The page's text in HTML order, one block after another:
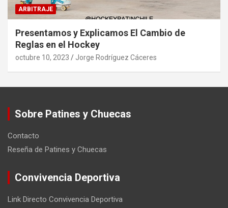
ARBITRAJE
Presentamos y Explicamos El Cambio de
Reglas en el Hockey
octubre 10, 2023 Jorge Rodríguez Cáceres
Sobre Patines y Chuecas
Contacto
Reseña de Patines y Chuecas
Convivencia Deportiva
Link Directo Convivencia Deportiva